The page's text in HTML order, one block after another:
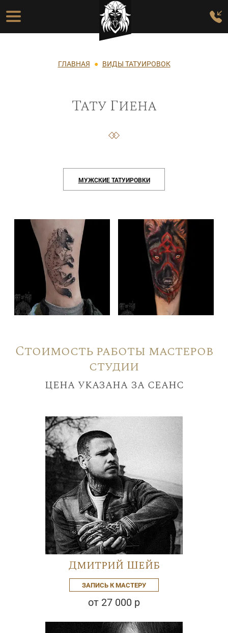
Перейти к основному содержанию
Основная навигация
Строка навигации
ГЛАВНАЯ ВИДЫ ТАТУИРОВОК
Тату Гиена
МУЖСКИЕ ТАТУИРОВКИ
Стоимость работы мастеров
студии
цена указана за сеанс
Дмитрий Шейб
ЗАПИСЬ К МАСТЕРУ
от 27 000 р